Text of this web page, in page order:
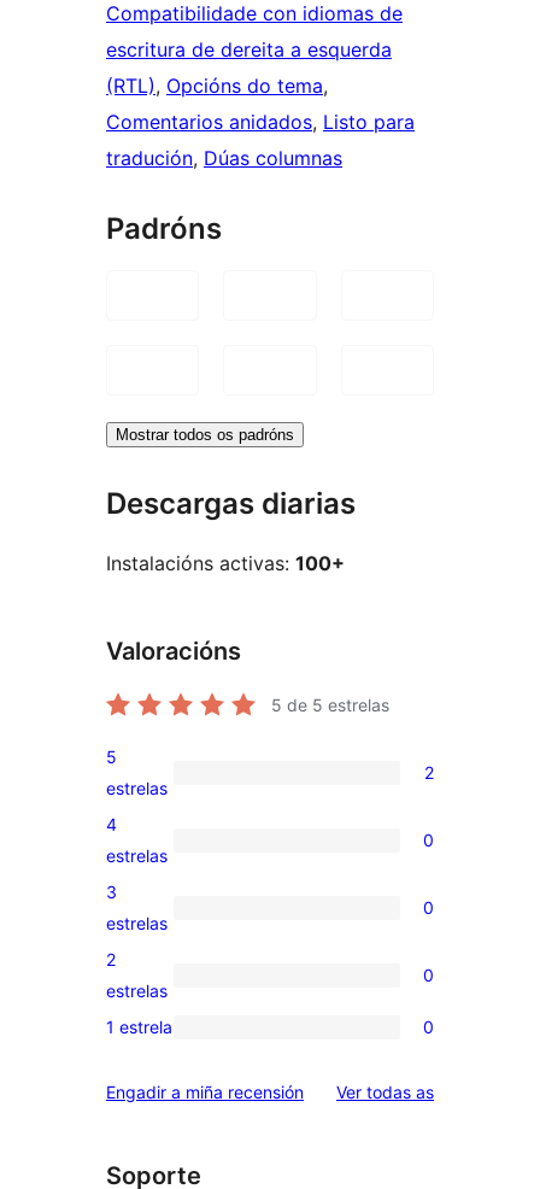
Compatibilidade con idiomas de
escritura de dereita a esquerda
(RTL), Opcións do tema
Comentarios anidados, Listo para
tradución, Dúas columnas
Padróns
Mostrar todos os padróns
Descargas diarias
Instalacións activas: 100+
Valoracións
5 de 5 estrelas
2
valoracións
de
5
estrelas
2
0
valoracións
de
4
estrelas
0
0
valoracións
de
3
estrelas
0
0
valoracións
2
2
estrelas
0
0
de
estrelas
1 estrela 0
Engadir a miña recensión Ver todas asvaloracións
Soporte